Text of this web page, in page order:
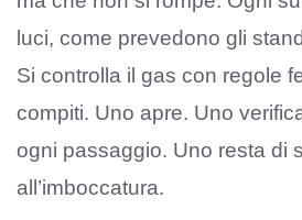
luci, come prevedono gli
Si controlla il gas con regole
compiti. Uno apre. Uno
ogni passaggio. Uno resta di
all’imboccatura.